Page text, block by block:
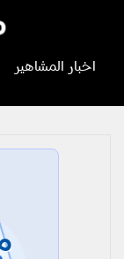
اخبار المشاهير